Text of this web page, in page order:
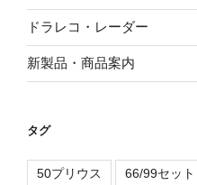
ドラレコ・レーダー
新製品・商品案内
タグ
50プリウス 66/99セット